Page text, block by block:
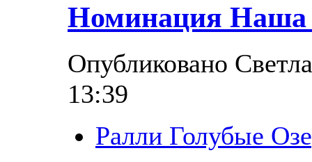
Номинация Наша
Опубликовано
13:39
Ралли Голубые